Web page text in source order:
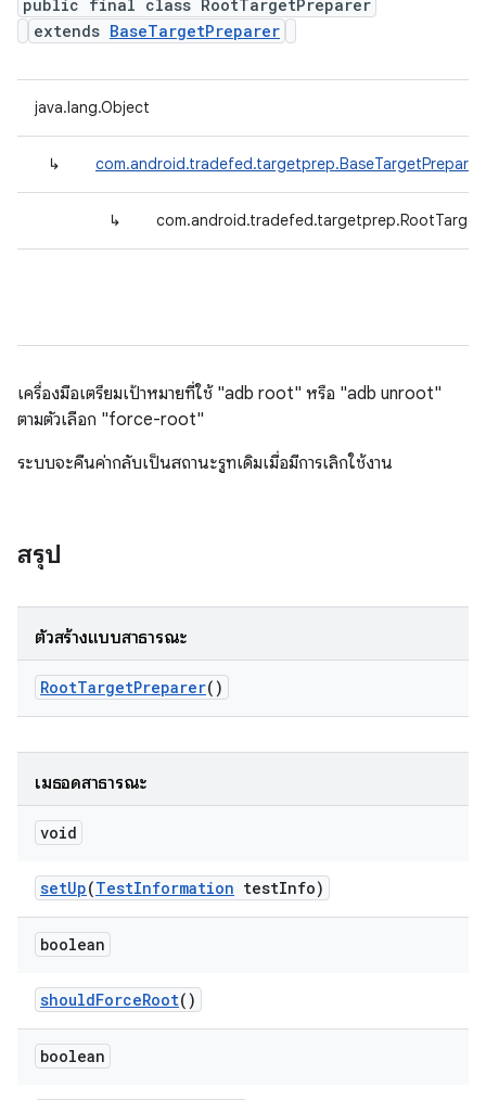
public final class RootTargetPreparer
extends BaseTargetPreparer
java.lang.Object
↳ com.android.tradefed.targetprep.BaseTargetPreparer
↳
เครื่องมือเตรียมเป้าหมายที่ใช้ "adb root" หรือ "adb unroot"
ตามตัวเลือก "force-root"
ระบบจะคืนค่ากลับเป็นสถานะรูทเดิมเมื่อมีการเลิกใช้งาน
สรุป
ตัวสร้างแบบสาธารณะ
RootTargetPreparer()
เมธอดสาธารณะ
void
setUp(TestInformation testInfo)
boolean
shouldForceRoot()
boolean